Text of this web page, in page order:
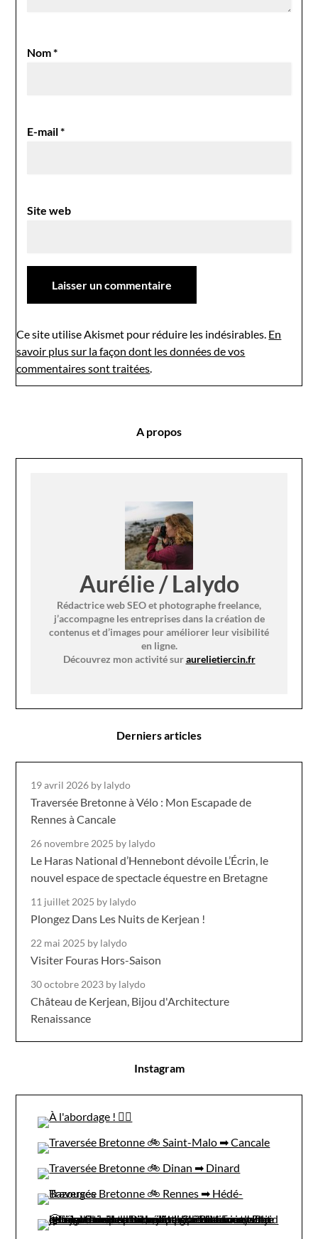
Nom*
E-mail*
Site web
Ce site utilise Akismet pour réduire les indésirables. En
savoir plus sur la façon dont les données de vos
commentaires sont traitées.
A propos
Aurélie / Lalydo
Rédactrice web SEO et photographe freelance,
j’accompagne les entreprises dans la création de
contenus et d’images pour améliorer leur visibilité
en ligne.
Découvrez mon activité suraurelietiercin.fr
Derniers articles
19 avril 2026 by lalydo
Traversée Bretonne à Vélo : Mon Escapade de
Rennes à Cancale
26 novembre 2025 by lalydo
Le Haras National d’Hennebont dévoile L’Écrin, le
nouvel espace de spectacle équestre en Bretagne
11 juillet 2025 by lalydo
Plongez Dans Les Nuits de Kerjean !
22 mai 2025 by lalydo
Visiter Fouras Hors-Saison
30 octobre 2023 by lalydo
Château de Kerjean, Bijou d'Architecture
Renaissance
Instagram